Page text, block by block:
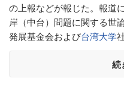
の上報などが報じた。報道
岸（中台）問題に関する世
発展基金会および台湾大学
続